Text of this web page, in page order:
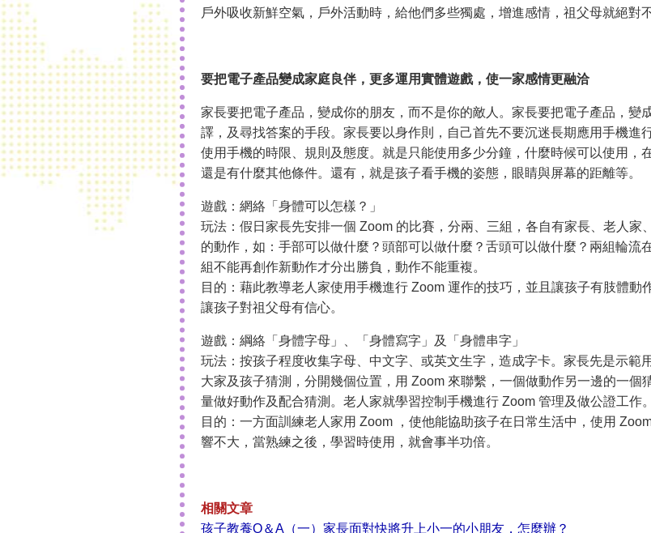
戶外吸收新鮮空氣，戶外活動時，給他們多些獨處，增進感情，祖父母就絕對
要把電子產品變成家庭良伴，更多運用實體遊戲，使一家感情更融洽
家長要把電子產品，變成你的朋友，而不是你的敵人。家長要把電子產品，變
譯，及尋找答案的手段。家長要以身作則，自己首先不要沉迷長期應用手機進
使用手機的時限、規則及態度。就是只能使用多少分鐘，什麼時候可以使用，
還是有什麼其他條件。還有，就是孩子看手機的姿態，眼睛與屏幕的距離等。
遊戲：網絡「身體可以怎樣？」
玩法：假日家長先安排一個 Zoom 的比賽，分兩、三組，各自有家長、老人家
的動作，如：手部可以做什麼？頭部可以做什麼？舌頭可以做什麼？兩組輪流
組不能再創作新動作才分出勝負，動作不能重複。
目的：藉此教導老人家使用手機進行 Zoom 運作的技巧，並且讓孩子有肢體動
讓孩子對祖父母有信心。
遊戲：綱絡「身體字母」、「身體寫字」及「身體串字」
玩法：按孩子程度收集字母、中文字、或英文生字，造成字卡。家長先是示範
大家及孩子猜測，分開幾個位置，用 Zoom 來聯繫，一個做動作另一邊的一個
量做好動作及配合猜測。老人家就學習控制手機進行 Zoom 管理及做公證工作。
目的：一方面訓練老人家用 Zoom ，使他能協助孩子在日常生活中，使用
響不大，當熟練之後，學習時使用，就會事半功倍。
相關文章
孩子教養Q＆A（一）家長面對快將升上小一的小朋友，怎麼辦？